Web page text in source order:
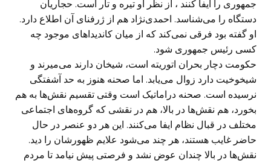
جمهوری را ایفا کنند ، از نظر او تیره و تار است. حجاریان
دستگاه را می‌شناسد. احمدی‌نژاد هم از ژرفنای آن اطلاع دارد.
او گفته بود فرقی نمی‌کند که از میان کاندیداهای موجود چه
کسی رئیس جمهوری شود.
حکومت دچار بحران اتوریته است، شیخان دارند می‌میرند و
شیخوخیت دارد زوال می‌یابد. اما صحنه هنوز به حد آشفتگی
نرسیده است. صحنه دراماتیک است وقتی تقسیم نقش‌ها به هم
بخورد، هم نقش‌ها در بالا، هم در نقشی که گروه‌های اجتماعی
مختلف در قبال نظام ایفا می‌کنند. این هر دو عنصر در حال
حاضر غایب هستند، هر چند می‌شود علایم ظهورشان را دید.
نقش‌ها در بالا چندان عوض نشد و فرصتی پیش نیامد تا مردم